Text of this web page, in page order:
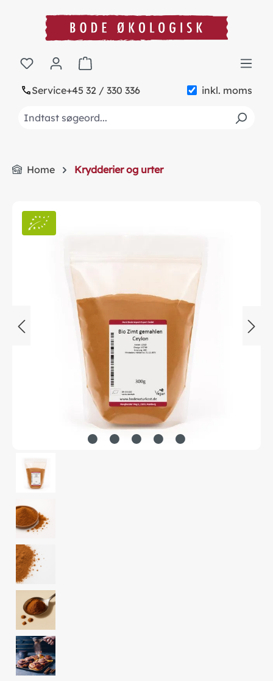
content
Service+45 32 / 330 336 inkl. moms
Shopping cart contains 0 items. The cart
Home Krydderier og urter
Skip image gallery